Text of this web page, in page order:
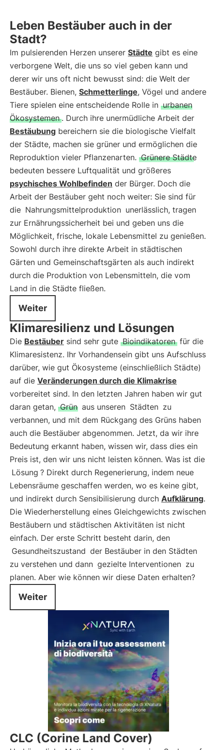
Leben Bestäuber auch in der
Stadt?
Im pulsierenden Herzen unserer Städte gibt es eine
verborgene Welt, die uns so viel geben kann und
derer wir uns oft nicht bewusst sind: die Welt der
Bestäuber. Bienen, Schmetterlinge, Vögel und andere
Tiere spielen eine entscheidende Rolle in urbanen
Ökosystemen . Durch ihre unermüdliche Arbeit der
Bestäubung bereichern sie die biologische Vielfalt
der Städte, machen sie grüner und ermöglichen die
Reproduktion vieler Pflanzenarten. Grünere Städte
bedeuten bessere Luftqualität und größeres
psychisches Wohlbefinden der Bürger. Doch die
Arbeit der Bestäuber geht noch weiter: Sie sind für
die Nahrungsmittelproduktion unerlässlich, tragen
zur Ernährungssicherheit bei und geben uns die
Möglichkeit, frische, lokale Lebensmittel zu genießen.
Sowohl durch ihre direkte Arbeit in städtischen
Gärten und Gemeinschaftsgärten als auch indirekt
durch die Produktion von Lebensmitteln, die vom
Land in die Städte fließen.
Weiter
Klimaresilienz und Lösungen
Die Bestäuber sind sehr gute Bioindikatoren für die
Klimaresistenz. Ihr Vorhandensein gibt uns Aufschluss
darüber, wie gut Ökosysteme (einschließlich Städte)
auf die Veränderungen durch die Klimakrise
vorbereitet sind. In den letzten Jahren haben wir gut
daran getan, Grün aus unseren Städten zu
verbannen, und mit dem Rückgang des Grüns haben
auch die Bestäuber abgenommen. Jetzt, da wir ihre
Bedeutung erkannt haben, wissen wir, dass dies ein
Preis ist, den wir uns nicht leisten können. Was ist die
Lösung ? Direkt durch Regenerierung, indem neue
Lebensräume geschaffen werden, wo es keine gibt,
und indirekt durch Sensibilisierung durch Aufklärung.
Die Wiederherstellung eines Gleichgewichts zwischen
Bestäubern und städtischen Aktivitäten ist nicht
einfach. Der erste Schritt besteht darin, den
Gesundheitszustand der Bestäuber in den Städten
zu verstehen und dann gezielte Interventionen zu
planen. Aber wie können wir diese Daten erhalten?
Weiter
CLC (Corine Land Cover)